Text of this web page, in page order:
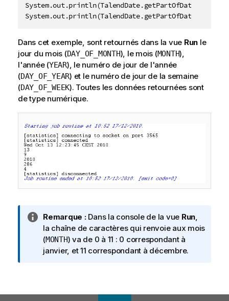
Dans cet exemple, sont retournés dans la vue Run le
jour du mois (DAY_OF_MONTH), le mois (MONTH),
l'année (YEAR), le numéro de jour de l'année
(DAY_OF_YEAR) et le numéro de jour de la semaine
(DAY_OF_WEEK). Toutes les données retournées sont
de type numérique.
N
o
t
e
o
Remarque :Dans la console de la vue Run
la chaîne de caractères qui renvoie aux mois
(MONTH) va de 0 à 11 : 0 correspondant à
janvier, et 11 correspondant à décembre.